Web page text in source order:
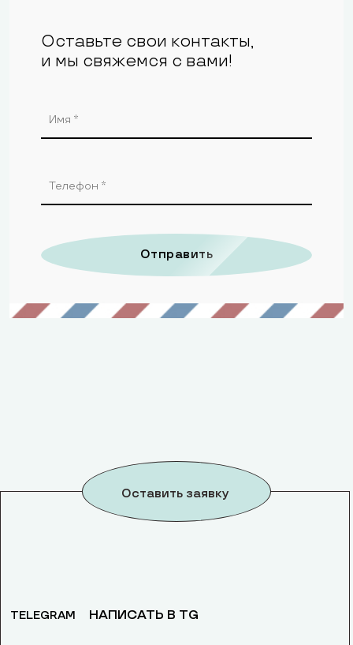
Оставьте свои контакты,
и мы свяжемся с вами!
Отправить
Оставить заявку
TELEGRAM НАПИСАТЬ В TG